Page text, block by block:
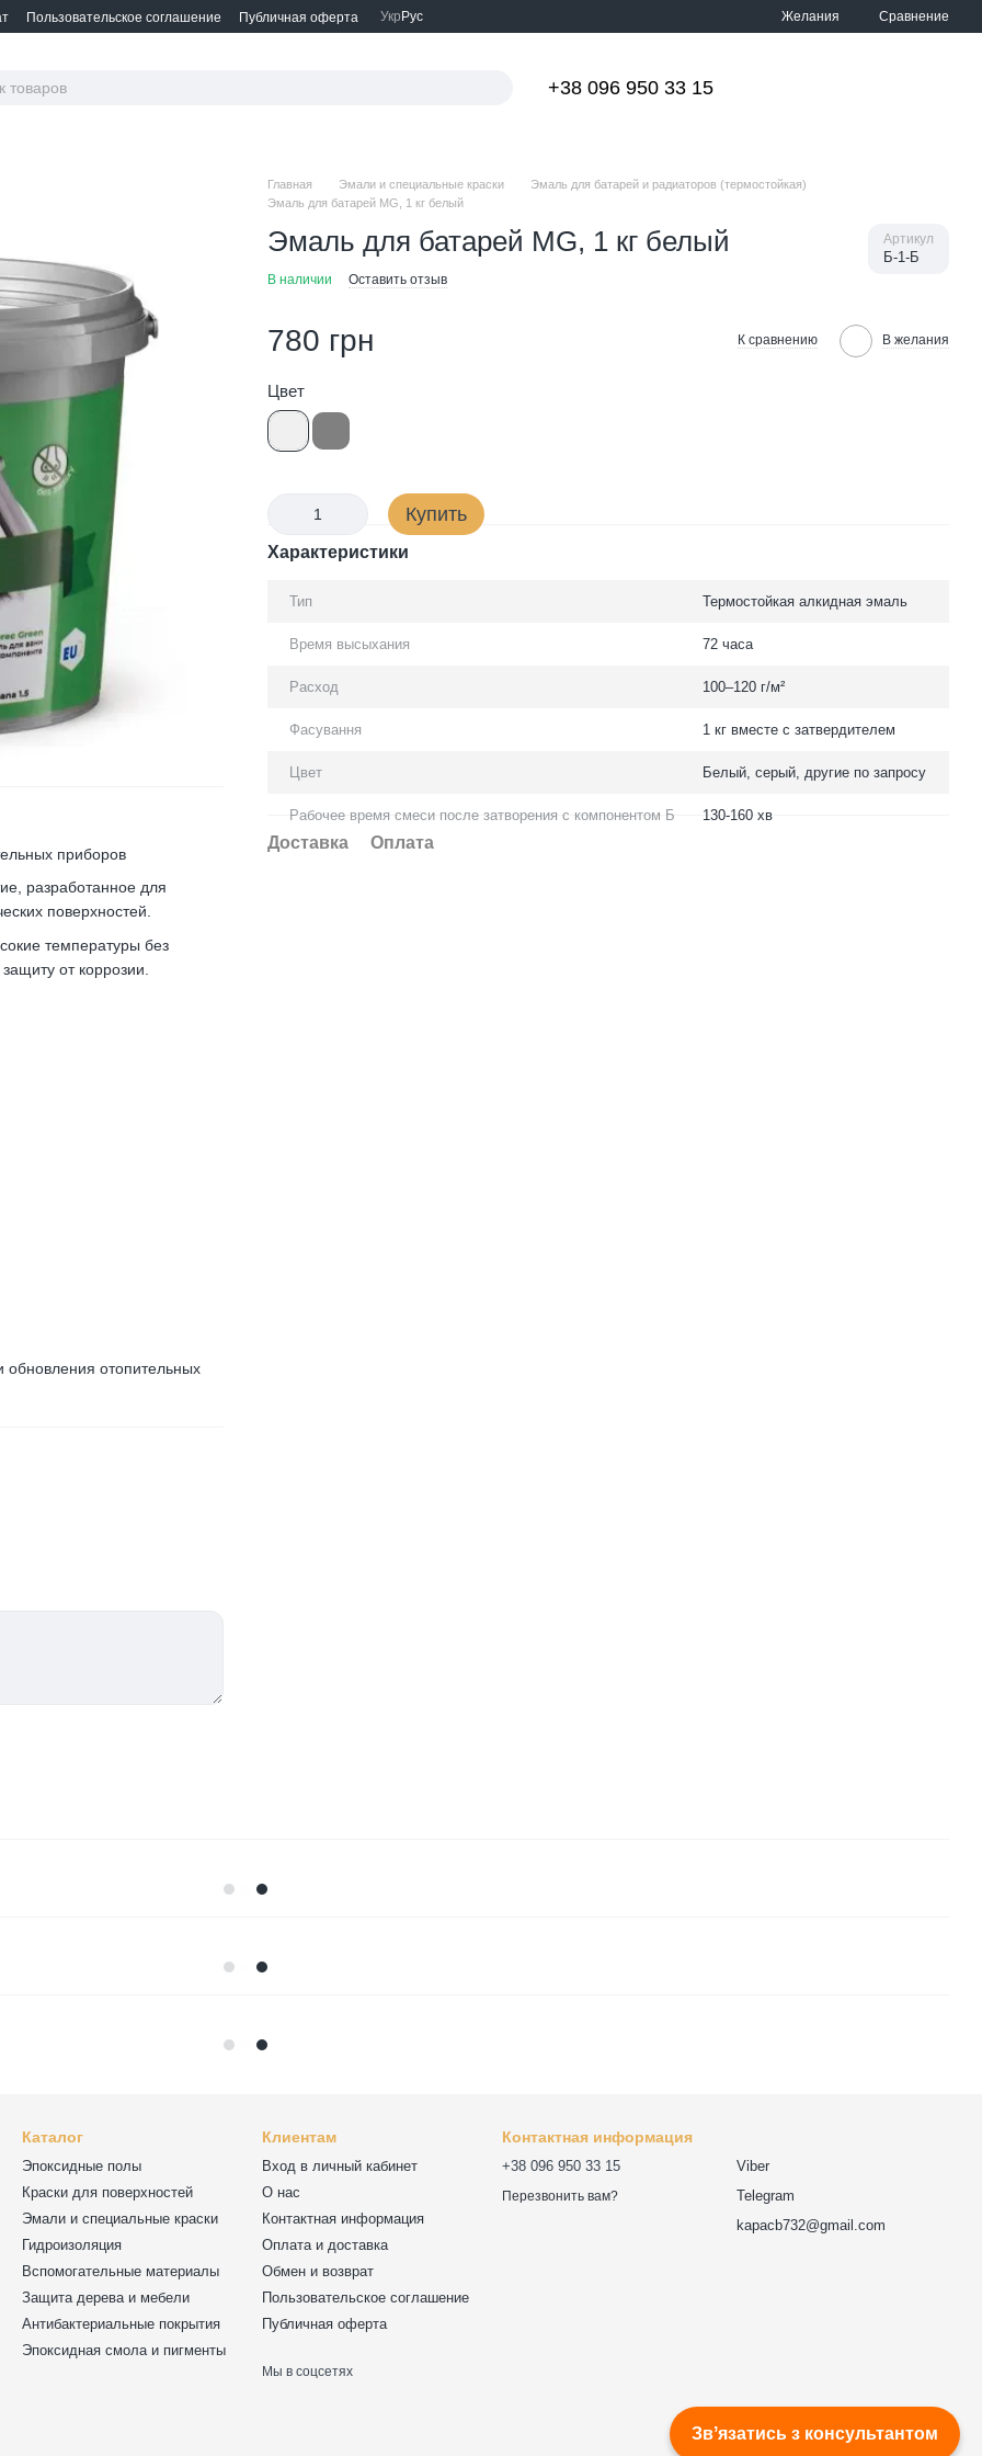
Пользовательское соглашение Публичная оферта Укр Рус Желания Сравнение
+38 096 950 33 15
приборов
разработанное для
поверхностей.
температуры без
от коррозии.
отопительных
Главная Эмали и специальные краски
Эмаль для батарей и радиаторов (термостойкая)
Эмаль для батарей MG, 1 кг белый
Эмаль для батарей MG, 1 кг белый Артикул
Б-1-Б
В наличии Оставить отзыв
780 грн К сравнению В желания
Цвет
Купить
Характеристики
Тип Термостойкая алкидная эмаль
Время высыхания 72 часа
Расход 100–120 г/м²
Фасування 1 кг вместе с затвердителем
Цвет Белый, серый, другие по запросу
Рабочее время смеси после затворения с компонентом Б 130-160 хв
Доставка Оплата
Каталог
Эпоксидные полы
Краски для поверхностей
Эмали и специальные краски
Гидроизоляция
Вспомогательные материалы
Защита дерева и мебели
Антибактериальные покрытия
Эпоксидная смола и пигменты
Клиентам
Вход в личный кабинет
О нас
Контактная информация
Оплата и доставка
Обмен и возврат
Пользовательское соглашение
Публичная оферта
Мы в соцсетях
Контактная информация
+38 096 950 33 15
Перезвонить вам?
Viber
Telegram
kapacb732@gmail.com
Звʼязатись з консультантом